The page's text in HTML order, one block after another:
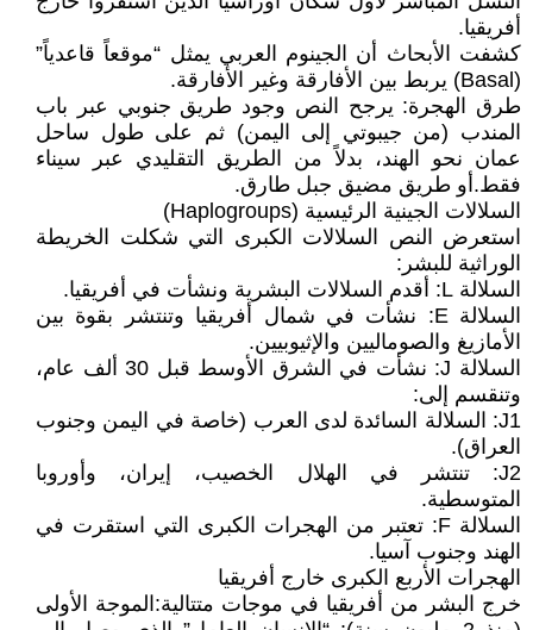
أفريقيا.
كشفت الأبحاث أن الجينوم العربي يمثل “موقعاً قاعدياً”
(Basal) يربط بين الأفارقة وغير الأفارقة.
طرق الهجرة: يرجح النص وجود طريق جنوبي عبر باب
المندب (من جيبوتي إلى اليمن) ثم على طول ساحل
عمان نحو الهند، بدلاً من الطريق التقليدي عبر سيناء
فقط.أو طريق مضيق جبل طارق.
السلالات الجينية الرئيسية (Haplogroups)
استعرض النص السلالات الكبرى التي شكلت الخريطة
الوراثية للبشر:
السلالة L: أقدم السلالات البشرية ونشأت في أفريقيا.
السلالة E: نشأت في شمال أفريقيا وتنتشر بقوة بين
الأمازيغ والصوماليين والإثيوبيين.
السلالة J: نشأت في الشرق الأوسط قبل 30 ألف عام،
وتنقسم إلى:
J1: السلالة السائدة لدى العرب (خاصة في اليمن وجنوب
العراق).
J2: تنتشر في الهلال الخصيب، إيران، وأوروبا
المتوسطية.
السلالة F: تعتبر من الهجرات الكبرى التي استقرت في
الهند وجنوب آسيا.
الهجرات الأربع الكبرى خارج أفريقيا
خرج البشر من أفريقيا في موجات متتالية:الموجة الأولى